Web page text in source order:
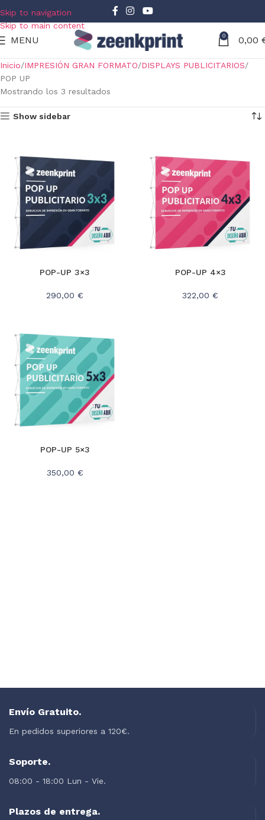
Skip to navigation
Skip to main content
MENU 0 0,00
Inicio IMPRESIÓN GRAN FORMATO DISPLAYS PUBLICITARIOS
POP UP
Mostrando los 3 resultados
Show sidebar
POP-UP 3×3
290,00 €
POP-UP 4×3
322,00 €
POP-UP 5×3
350,00 €
Envío Gratuito.
En pedidos superiores a 120€.
Soporte.
08:00 - 18:00 Lun - Vie.
Plazos de entrega.